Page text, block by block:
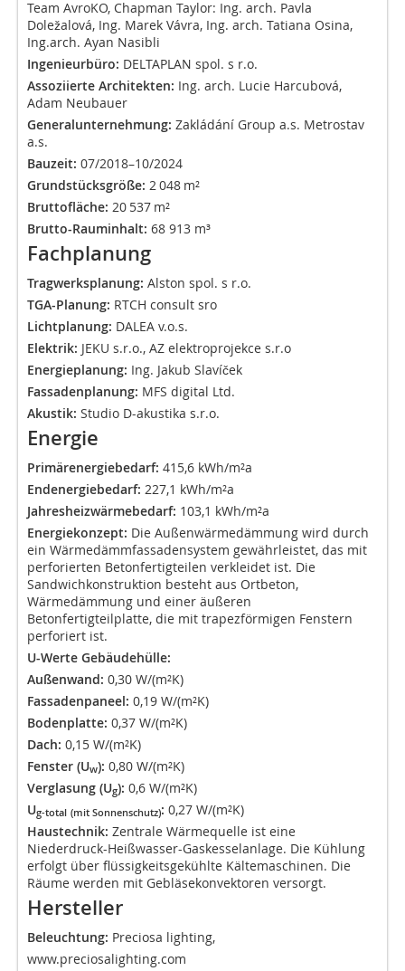
Team AvroKO, Chapman Taylor: Ing. arch. Pavla
Doležalová, Ing. Marek Vávra, Ing. arch. Tatiana Osina,
Ing.arch. Ayan Nasibli
Ingenieurbüro: DELTAPLAN spol. s r.o.
Assoziierte Architekten: Ing. arch. Lucie Harcubová,
Adam Neubauer
Generalunternehmung: Zakládání Group a.s. Metrostav
a.s.
Bauzeit: 07/2018–10/2024
Grundstücksgröße: 2 048 m²
Bruttofläche: 20 537 m²
Brutto-Rauminhalt: 68 913 m³
Fachplanung
Tragwerksplanung: Alston spol. s r.o.
TGA-Planung: RTCH consult sro
Lichtplanung: DALEA v.o.s.
Elektrik: JEKU s.r.o., AZ elektroprojekce s.r.o
Energieplanung: Ing. Jakub Slavíček
Fassadenplanung: MFS digital Ltd.
Akustik: Studio D-akustika s.r.o.
Energie
Primärenergiebedarf: 415,6 kWh/m²a
Endenergiebedarf: 227,1 kWh/m²a
Jahresheizwärmebedarf: 103,1 kWh/m²a
Energiekonzept: Die Außenwärmedämmung wird durch
ein Wärmedämmfassadensystem gewährleis­tet, das mit
perforierten Betonfertigteilen verkleidet ist. Die
Sandwichkonstruktion besteht aus Ortbeton,
Wärmedämmung und einer äußeren
Betonfertigteilplatte, die mit trapezförmigen Fenstern
perforiert ist.
U-Werte Gebäudehülle:
Außenwand: 0,30 W/(m²K)
Fassadenpaneel: 0,19 W/(m²K)
Bodenplatte: 0,37 W/(m²K)
Dach: 0,15 W/(m²K)
Fenster (Uw): 0,80 W/(m²K)
Verglasung (Ug): 0,6 W/(m²K)
Ug-total (mit Sonnenschutz): 0,27 W/(m²K)
Haustechnik: Zentrale Wärmequelle ist eine
Niederdruck-Heißwasser-Gaskesselanlage. Die Kühlung
erfolgt über flüssigkeitsgekühlte Kältemaschinen. Die
Räume werden mit Gebläsekonvektoren versorgt.
Hersteller
Beleuchtung: Preciosa lighting,
www.preciosalighting.com